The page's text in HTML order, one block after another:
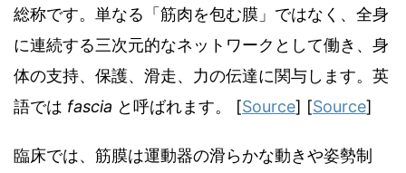
総称です。単なる「筋肉を包む膜」ではなく、全身
に連続する三次元的なネットワークとして働き、身
体の支持、保護、滑走、力の伝達に関与します。英
語では fascia と呼ばれます。 [Source] [Source]
臨床では、筋膜は運動器の滑らかな動きや姿勢制